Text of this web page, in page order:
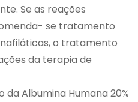
Se as reações
se tratamento
o tratamento
da terapia de
Albumina Humana 20%